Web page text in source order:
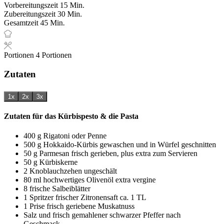
Vorbereitungszeit 15Minuten
Min.
Zubereitungszeit30Minuten
Min.
Gesamtzeit45Minuten
Min.
Portionen 4 Portionen
Zutaten
1x 2x 3x
Zutaten für das Kürbispesto & die Pasta
400 g Rigatoni oder Penne
500 g Hokkaido-Kürbis gewaschen und in Würfel geschnitten
50 g Parmesan frisch gerieben, plus extra zum Servieren
50 g Kürbiskerne
2 Knoblauchzehen ungeschält
80 ml hochwertiges Olivenöl extra vergine
8 frische Salbeiblätter
1 Spritzer frischer Zitronensaft ca. 1 TL
1 Prise frisch geriebene Muskatnuss
Salz und frisch gemahlener schwarzer Pfeffer nach